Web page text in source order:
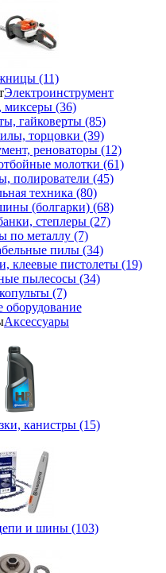
(11)
Электроинструмент
миксеры (36)
гайковерты (85)
торцовки (39)
реноваторы (12)
молотки (61)
(45)
техника (80)
(болгарки) (68)
степлеры (27)
по металлу (7)
пилы (34)
клеевые пистолеты (19)
пылесосы (34)
(7)
оборудование
Аксессуары
канистры (15)
и шины (103)